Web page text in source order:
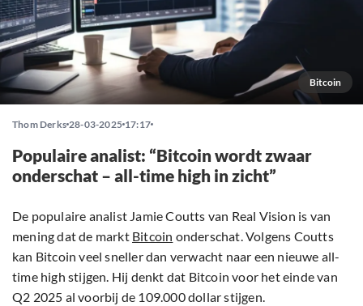
Bitcoin
Thom Derks 28-03-2025 17:17
Populaire analist: “Bitcoin wordt zwaar
onderschat – all-time high in zicht”
De populaire analist Jamie Coutts van Real Vision is van
mening dat de markt Bitcoin onderschat. Volgens Coutts
kan Bitcoin veel sneller dan verwacht naar een nieuwe all-
time high stijgen. Hij denkt dat Bitcoin voor het einde van
Q2 2025 al voorbij de 109.000 dollar stijgen.